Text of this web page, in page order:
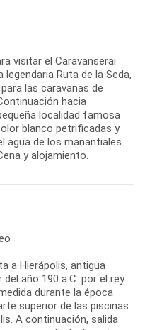
visitar el Caravanserai
legendaria Ruta de la Seda,
las caravanas de
hacia
localidad famosa
blanco petrificadas y
agua de los manantiales
y alojamiento.
a Hierápolis, antigua
año 190 a.C. por el rey
durante la época
superior de las piscinas
A continuación, salida